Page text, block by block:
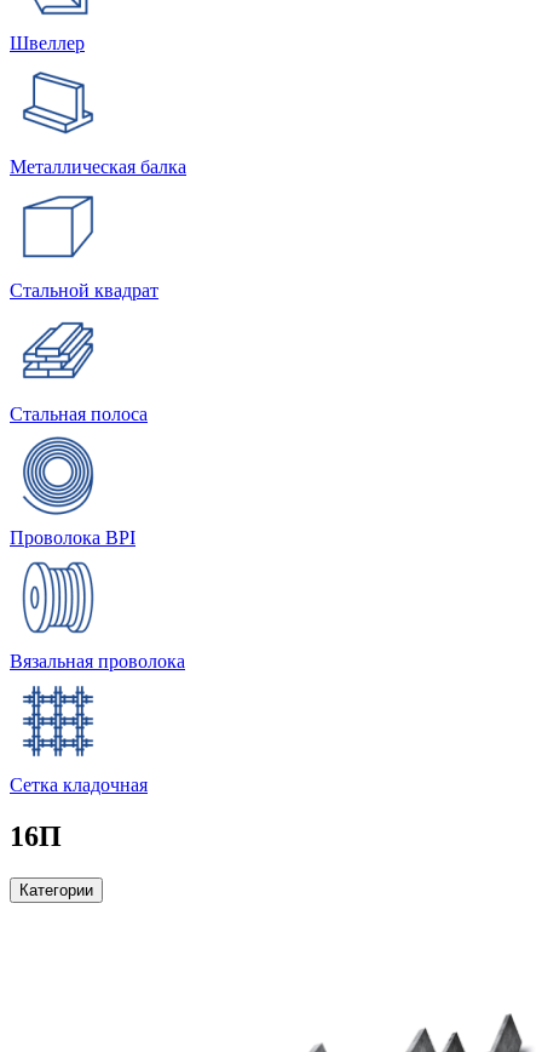
Швеллер
Металлическая балка
Стальной квадрат
Стальная полоса
Проволока BPI
Вязальная проволока
Сетка кладочная
16П
Категории